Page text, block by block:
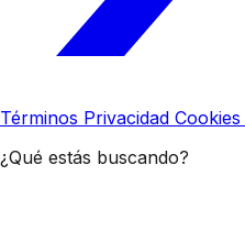
Términos Privacidad Cookies
¿Qué estás buscando?